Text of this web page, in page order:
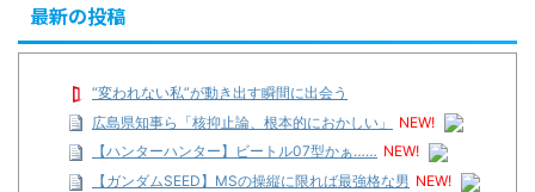
最新の投稿
“変われない私”が動き出す瞬間に出会う
広島県知事ら「核抑止論、根本的におかしい」
NEW!
【ハンターハンター】ビートル07型かぁ…… NEW!
【ガンダムSEED】MSの操縦に限れば最強格な男 NEW!